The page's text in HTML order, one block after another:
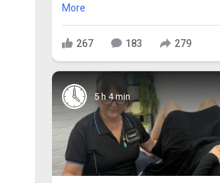
More
267 183 279
5 h 4 min